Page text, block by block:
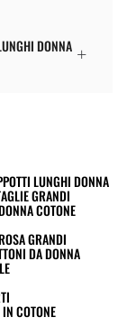
DONNA
LUNGHI DONNA
GRANDI
COTONE
GRANDI
DA DONNA
COTONE